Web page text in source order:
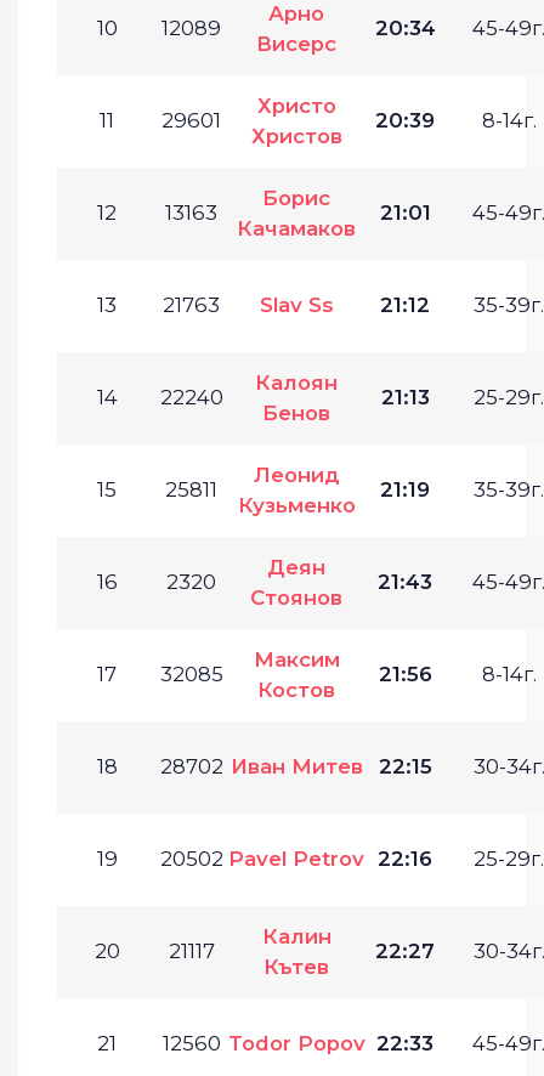
10 12089
Арно
Висерс
20:34 45-49г.
11 29601
Христо
Христов
20:39 8-14г.
12 13163
Борис
Качамаков
21:01 45-49г.
13 21763 Slav Ss 21:12 35-39г.
14 22240
Калоян
Бенов
21:13 25-29г.
15 25811
Леонид
Кузьменко
21:19 35-39г.
16 2320
Деян
Стоянов
21:43 45-49г.
17 32085
Максим
Костов
21:56 8-14г.
18 28702 Иван Митев 22:15 30-34г.
19 20502 Pavel Petrov 22:16 25-29г.
20 21117
Калин
Кътев
22:27 30-34г.
21 12560 Todor Popov 22:33 45-49г.